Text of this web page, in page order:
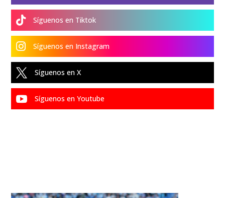
 Síguenos en Tiktok
 Síguenos en Instagram
 Síguenos en X
 Síguenos en Youtube